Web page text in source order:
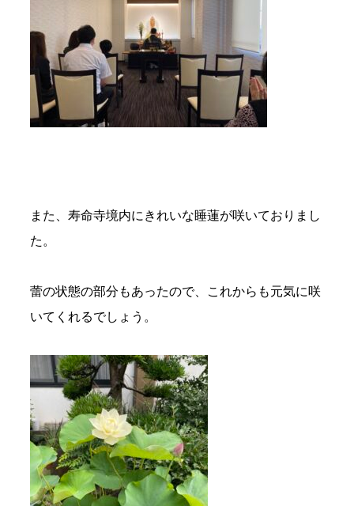
また、寿命寺境内にきれいな睡蓮が咲いておりまし
た。
蕾の状態の部分もあったので、これからも元気に咲
いてくれるでしょう。